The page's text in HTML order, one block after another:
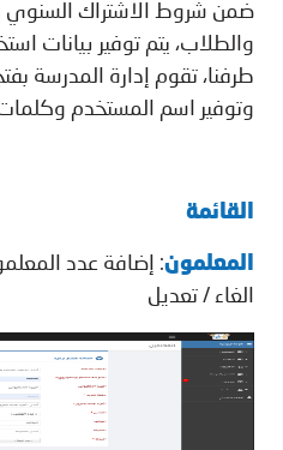
ضمن شروط الاشتراك السنوي
والطلاب، يتم توفير بيانات
طرفنا، تقوم إدارة المدرسة
وتوفير اسم المستخدم
القائمة
المعلمون: إضافة عدد
الغاء / تعديل